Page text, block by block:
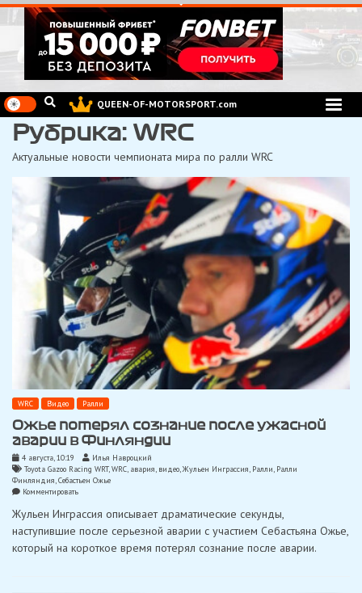
Перейти
к
содержимому
QUEEN-OF-MOTORSPORT.com
Рубрика: WRC
Актуальные новости чемпионата мира по ралли WRC
WRC Видео Ралли
Ожье потерял сознание после ужасной
аварии в Финляндии
4 августа, 10:19
Илья Навроцкий
Toyota Gazoo Racing WRT,WRC, авария, видео,Жульен Инграссия, Ралли, Ралли
Финляндия,Себастьен Ожье
Комментироватьon
потерял
после
ужасной
Жульен Инграссия описывает драматические секунды,
наступившие после серьезной аварии с участием Себастьяна Ожье,
который на короткое время потерял сознание после аварии.